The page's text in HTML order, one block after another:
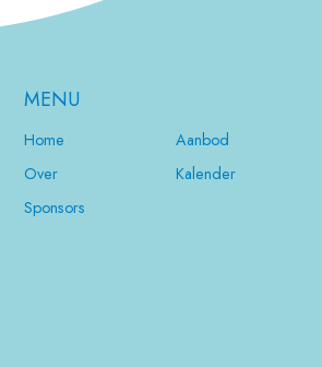
MENU
Home
Aanbod
Over
Kalender
Sponsors